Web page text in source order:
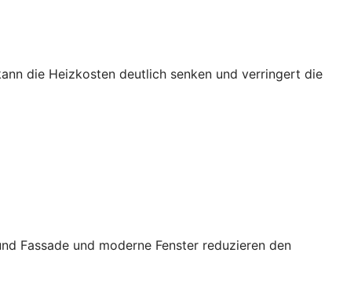
die Heizkosten deutlich senken und verringert die
Fassade und moderne Fenster reduzieren den